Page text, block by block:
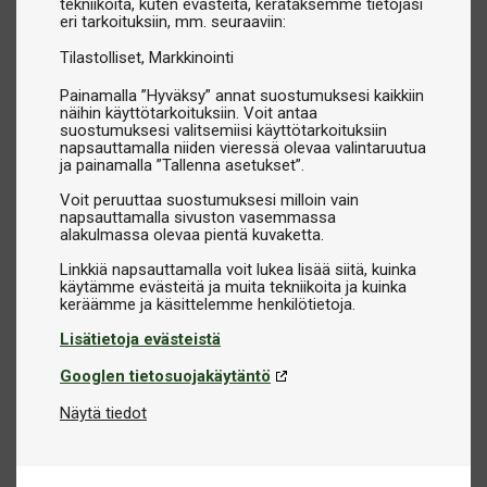
tekniikoita, kuten evästeitä, kerätäksemme tietojasi
eri tarkoituksiin, mm. seuraaviin:
Tilastolliset Markkinointi
Painamalla ”Hyväksy” annat suostumuksesi kaikkiin
näihin käyttötarkoituksiin. Voit antaa
suostumuksesi valitsemiisi käyttötarkoituksiin
napsauttamalla niiden vieressä olevaa valintaruutua
ja painamalla ”Tallenna asetukset”.
Voit peruuttaa suostumuksesi milloin vain
napsauttamalla sivuston vasemmassa
alakulmassa olevaa pientä kuvaketta.
Linkkiä napsauttamalla voit lukea lisää siitä, kuinka
käytämme evästeitä ja muita tekniikoita ja kuinka
Lisätietoja evästeistä
Googlen tietosuojakäytäntö
Näytä tiedot
suunniteltu kilpailuihin ja vaativaan peliin. Korkealaatuiset
näistä pöydistä täydellisen valinnan tosipelaajille.
Julkiseen käyttöön:Vankka rakenne ja kulutusta kestävät
materiaalit tekevät näistä pöydistä täydellisiä baareihin,
biljardisaleihin ja muihin kaupallisiin ympäristöihin, joissa
käyttö on intensiivistä.
Ulkopöydät:Säänkestävät biljardipöydät on suunniteltu
kestämään tuulta ja sadetta. Ne sopivat erinomaisesti
Snookerpöydät:Snookerista nauttiville tarjoamme
suurempikokoisia ja pelivaatimukset täyttäviä
erikoispöytiä.
biljardivariantti ilman reikiä.